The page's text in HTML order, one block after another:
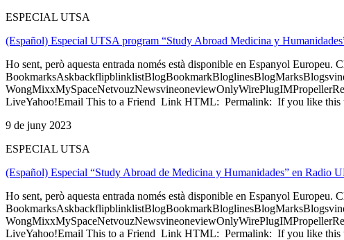
ESPECIAL UTSA
(Español) Especial UTSA program “Study Abroad Medicina y
Ho sent, però aquesta entrada només està disponible en Espanyol
LiveYahoo!Email This to a Friend Link HTML: Permalink: If you like this
9 de juny 2023
ESPECIAL UTSA
(Español) Especial “Study Abroad de Medicina y Humanidades” en Radio
Ho sent, però aquesta entrada només està disponible en Espanyol
LiveYahoo!Email This to a Friend Link HTML: Permalink: If you like this